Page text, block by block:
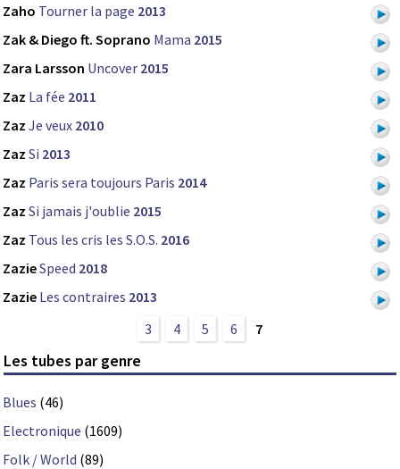
Zaho Tourner la page 2013
Zak & Diego ft. Soprano Mama 2015
Zara Larsson Uncover 2015
Zaz La fée 2011
Zaz Je veux 2010
Zaz Si 2013
Zaz Paris sera toujours Paris 2014
Zaz Si jamais j'oublie 2015
Zaz Tous les cris les S.O.S. 2016
ZazieSpeed 2018
Zazie Les contraires 2013
3
4 5 6 7
Les tubes par genre
Blues (46)
Electronique (1609)
Folk / World (89)